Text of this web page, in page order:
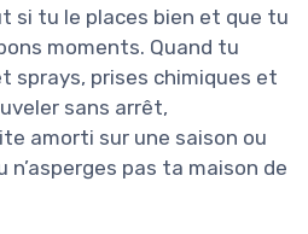
si tu le places bien et que tu
moments. Quand tu
sprays, prises chimiques et
sans arrêt,
amorti sur une saison ou
n’asperges pas ta maison de